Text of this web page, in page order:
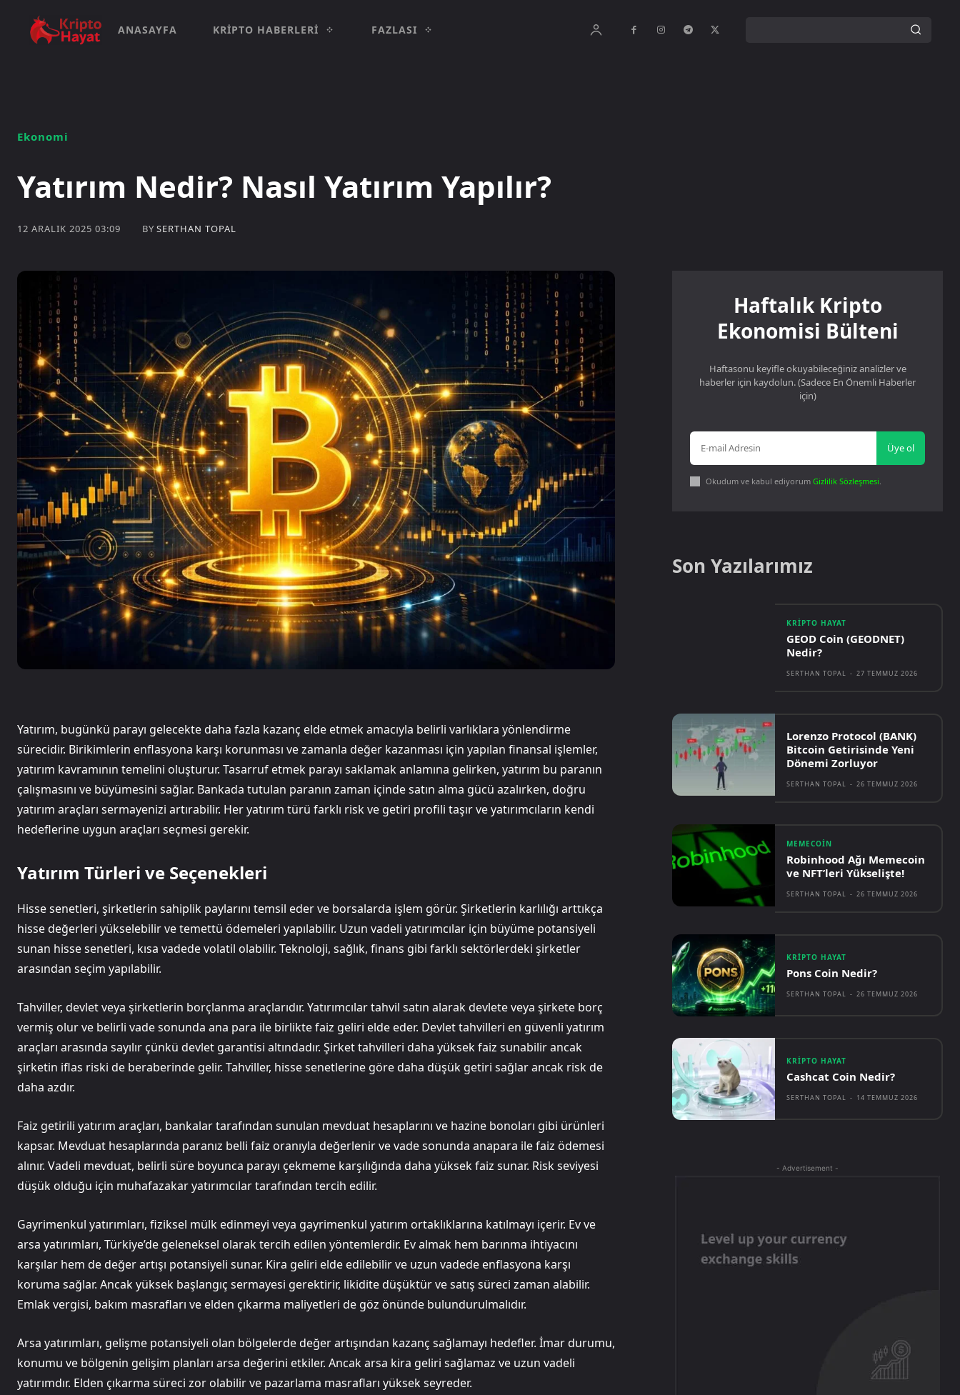
ANASAYFA KRIPTO HABERLERI FAZLASI
Ekonomi
Yatırım Nedir? Nasıl Yatırım Yapılır?
12 ARALIK 2025 03:09 BY SERTHAN TOPAL
Yatırım, bugünkü parayı gelecekte daha fazla kazanç elde etmek amacıyla belirli varlıklara yönlendirme
sürecidir. Birikimlerin enflasyona karşı korunması ve zamanla değer kazanması için yapılan finansal işlemler,
yatırım kavramının temelini oluşturur. Tasarruf etmek parayı saklamak anlamına gelirken, yatırım bu paranın
çalışmasını ve büyümesini sağlar. Bankada tutulan paranın zaman içinde satın alma gücü azalırken, doğru
yatırım araçları sermayenizi artırabilir. Her yatırım türü farklı risk ve getiri profili taşır ve yatırımcıların kendi
hedeflerine uygun araçları seçmesi gerekir.
Yatırım Türleri ve Seçenekleri
Hisse senetleri, şirketlerin sahiplik paylarını temsil eder ve borsalarda işlem görür. Şirketlerin karlılığı arttıkça
hisse değerleri yükselebilir ve temettü ödemeleri yapılabilir. Uzun vadeli yatırımcılar için büyüme potansiyeli
sunan hisse senetleri, kısa vadede volatil olabilir. Teknoloji, sağlık, finans gibi farklı sektörlerdeki şirketler
arasından seçim yapılabilir.
Tahviller, devlet veya şirketlerin borçlanma araçlarıdır. Yatırımcılar tahvil satın alarak devlete veya şirkete borç
vermiş olur ve belirli vade sonunda ana para ile birlikte faiz geliri elde eder. Devlet tahvilleri en güvenli yatırım
araçları arasında sayılır çünkü devlet garantisi altındadır. Şirket tahvilleri daha yüksek faiz sunabilir ancak
şirketin iflas riski de beraberinde gelir. Tahviller, hisse senetlerine göre daha düşük getiri sağlar ancak risk de
daha azdır.
Faiz getirili yatırım araçları, bankalar tarafından sunulan mevduat hesaplarını ve hazine bonoları gibi ürünleri
kapsar. Mevduat hesaplarında paranız belli faiz oranıyla değerlenir ve vade sonunda anapara ile faiz ödemesi
alınır. Vadeli mevduat, belirli süre boyunca parayı çekmeme karşılığında daha yüksek faiz sunar. Risk seviyesi
düşük olduğu için muhafazakar yatırımcılar tarafından tercih edilir.
Gayrimenkul yatırımları, fiziksel mülk edinmeyi veya gayrimenkul yatırım ortaklıklarına katılmayı içerir. Ev ve
arsa yatırımları, Türkiye’de geleneksel olarak tercih edilen yöntemlerdir. Ev almak hem barınma ihtiyacını
karşılar hem de değer artışı potansiyeli sunar. Kira geliri elde edilebilir ve uzun vadede enflasyona karşı
koruma sağlar. Ancak yüksek başlangıç sermayesi gerektirir, likidite düşüktür ve satış süreci zaman alabilir.
Emlak vergisi, bakım masrafları ve elden çıkarma maliyetleri de göz önünde bulundurulmalıdır.
Arsa yatırımları, gelişme potansiyeli olan bölgelerde değer artışından kazanç sağlamayı hedefler. İmar durumu,
konumu ve bölgenin gelişim planları arsa değerini etkiler. Ancak arsa kira geliri sağlamaz ve uzun vadeli
yatırımdır. Elden çıkarma süreci zor olabilir ve pazarlama masrafları yüksek seyreder.
Haftalık Kripto
Ekonomisi Bülteni
Haftasonu keyifle okuyabileceğiniz analizler ve
haberler için kaydolun. (Sadece En Önemli Haberler
için)
Üye ol
Okudum ve kabul ediyorumGizlilik Sözleşmesi.
Son Yazılarımız
KRIPTO HAYAT
GEOD Coin (GEODNET)
Nedir?
SERTHAN TOPAL - 27 TEMMUZ 2026
Lorenzo Protocol (BANK)
Bitcoin Getirisinde Yeni
Dönemi Zorluyor
SERTHAN TOPAL - 26 TEMMUZ 2026
MEMECOIN
Robinhood Ağı Memecoin
ve NFT’leri Yükselişte!
SERTHAN TOPAL - 26 TEMMUZ 2026
KRIPTO HAYAT
Pons Coin Nedir?
SERTHAN TOPAL - 26 TEMMUZ 2026
KRIPTO HAYAT
Cashcat Coin Nedir?
SERTHAN TOPAL - 14 TEMMUZ 2026
- Advertisement -